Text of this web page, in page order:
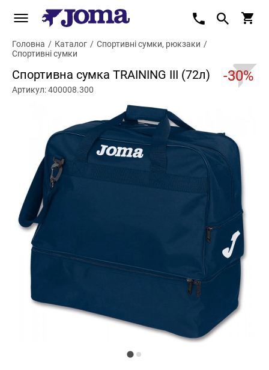
Головна / Каталог / Спортивні сумки, рюкзаки /
Спортивні сумки
Спортивна сумка TRAINING III (72л) -30%
Артикул: 400008.300